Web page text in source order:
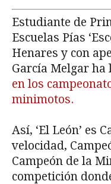
Estudiante de
Escuelas Pías
Henares y con
García Melgar ha
en los
minimotos.
Así, ‘El León’ es
velocidad,
Campeón de la
competición